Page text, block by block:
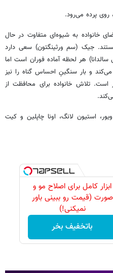
خانواده به شیوه‌ای متفاوت در حال
جیک (سم ورثینگتون) سعی دارد
هر لحظه آماده‌ فوران است اما
و بار سنگینِ احساس گناه را نیز
تلاش خانواده برای محافظت از
استیون لانگ، اونا چاپلین و کیت
ابزار کامل برای اصلاح مو و
صورت (قیمت رو ببینی باور
نمیکنی!)
باتخفیف بخر